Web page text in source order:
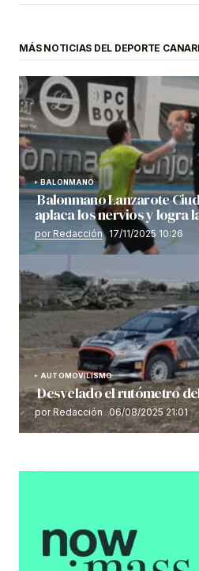
MÁS NOTICIAS DEL DEPORTE
BALONMANO
Balonmano Lanzarote
aplaca los nervios y logra
por Redacción 17/11/2025 10:26
AUTOMOVILISMO
Desvelado el rutómetro
por Redacción 06/08/2025 21:01